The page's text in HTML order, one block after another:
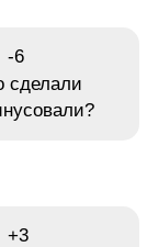
-6
сделали
+3